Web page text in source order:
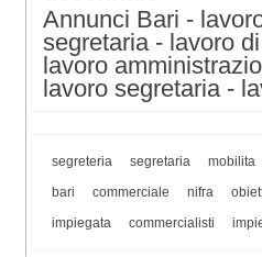
Annunci Bari -
segretaria - lavoro
lavoro
lavoro segretaria -
segreteria segretaria
mobilita
bari
commerciale nifra
impiegata
commercialisti